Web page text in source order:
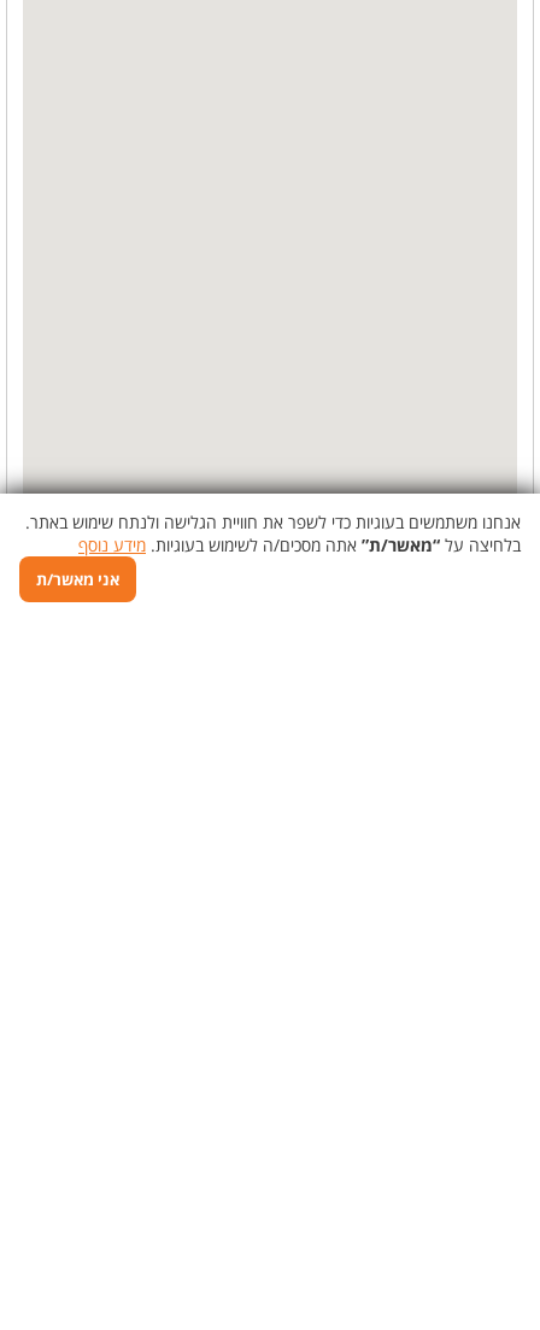
אנחנו משתמשים בעוגיות כדי לשפר את חוויית הגלישה ולנתח שימוש באתר.
בלחיצה על “מאשר/ת” אתה מסכים/ה לשימוש בעוגיות. מידע נוסף
אני מאשר/ת